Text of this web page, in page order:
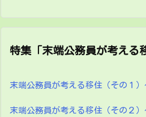
特集「末端公務員が考える
末端公務員が考える移住（その１
末端公務員が考える移住（その２